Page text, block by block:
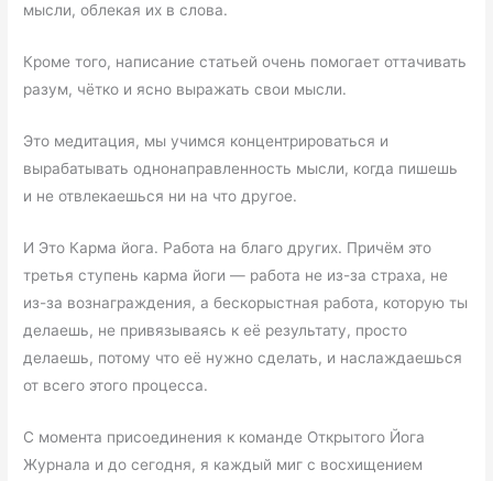
мысли, облекая их в слова.
Кроме того, написание статьей очень помогает оттачивать
разум, чётко и ясно выражать свои мысли.
Это медитация, мы учимся концентрироваться и
вырабатывать однонаправленность мысли, когда пишешь
и не отвлекаешься ни на что другое.
И Это Карма йога. Работа на благо других. Причём это
третья ступень карма йоги — работа не из-за страха, не
из-за вознаграждения, а бескорыстная работа, которую ты
делаешь, не привязываясь к её результату, просто
делаешь, потому что её нужно сделать, и наслаждаешься
от всего этого процесса.
С момента присоединения к команде Открытого Йога
Журнала и до сегодня, я каждый миг с восхищением